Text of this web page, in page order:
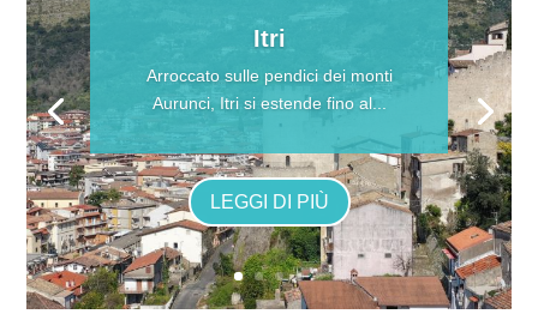
Itri
Arroccato sulle pendici dei monti
Aurunci, Itri si estende fino al...
LEGGI DI PIÙ